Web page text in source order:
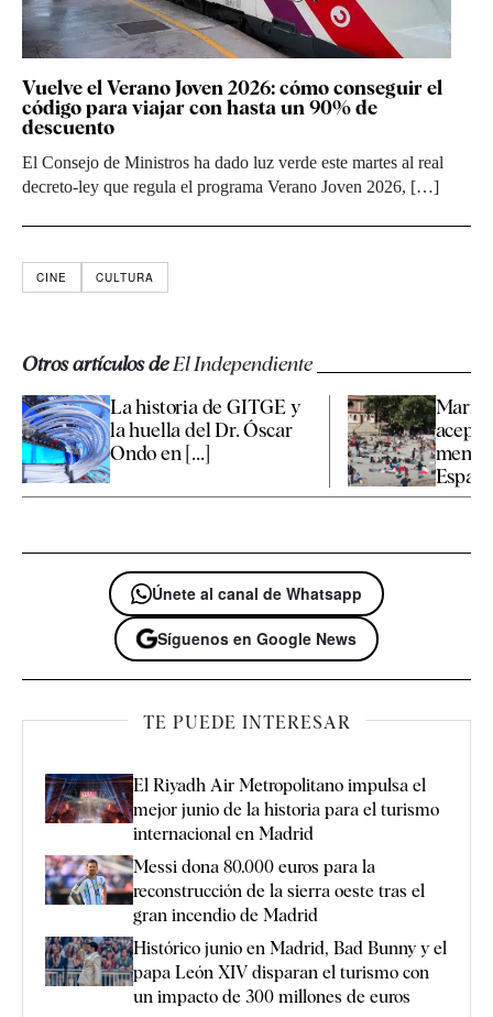
Vuelve el Verano Joven 2026: cómo conseguir el
código para viajar con hasta un 90% de
descuento
El Consejo de Ministros ha dado luz verde este martes al real
decreto-ley que regula el programa Verano Joven 2026, […]
CINE CULTURA
Otros artículos deEl Independiente
La historia de GITGE y
la huella del Dr. Óscar
Ondo en [...]
Únete al canal de Whatsapp
Síguenos en Google News
TE PUEDE INTERESAR
El Riyadh Air Metropolitano impulsa el
mejor junio de la historia para el turismo
internacional en Madrid
Messi dona 80.000 euros para la
reconstrucción de la sierra oeste tras el
gran incendio de Madrid
Histórico junio en Madrid, Bad Bunny y el
papa León XIV disparan el turismo con
un impacto de 300 millones de euros